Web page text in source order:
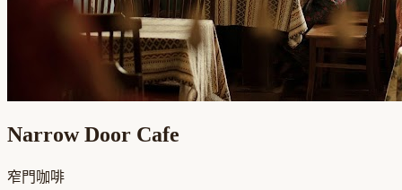
Narrow Door Cafe
窄門咖啡